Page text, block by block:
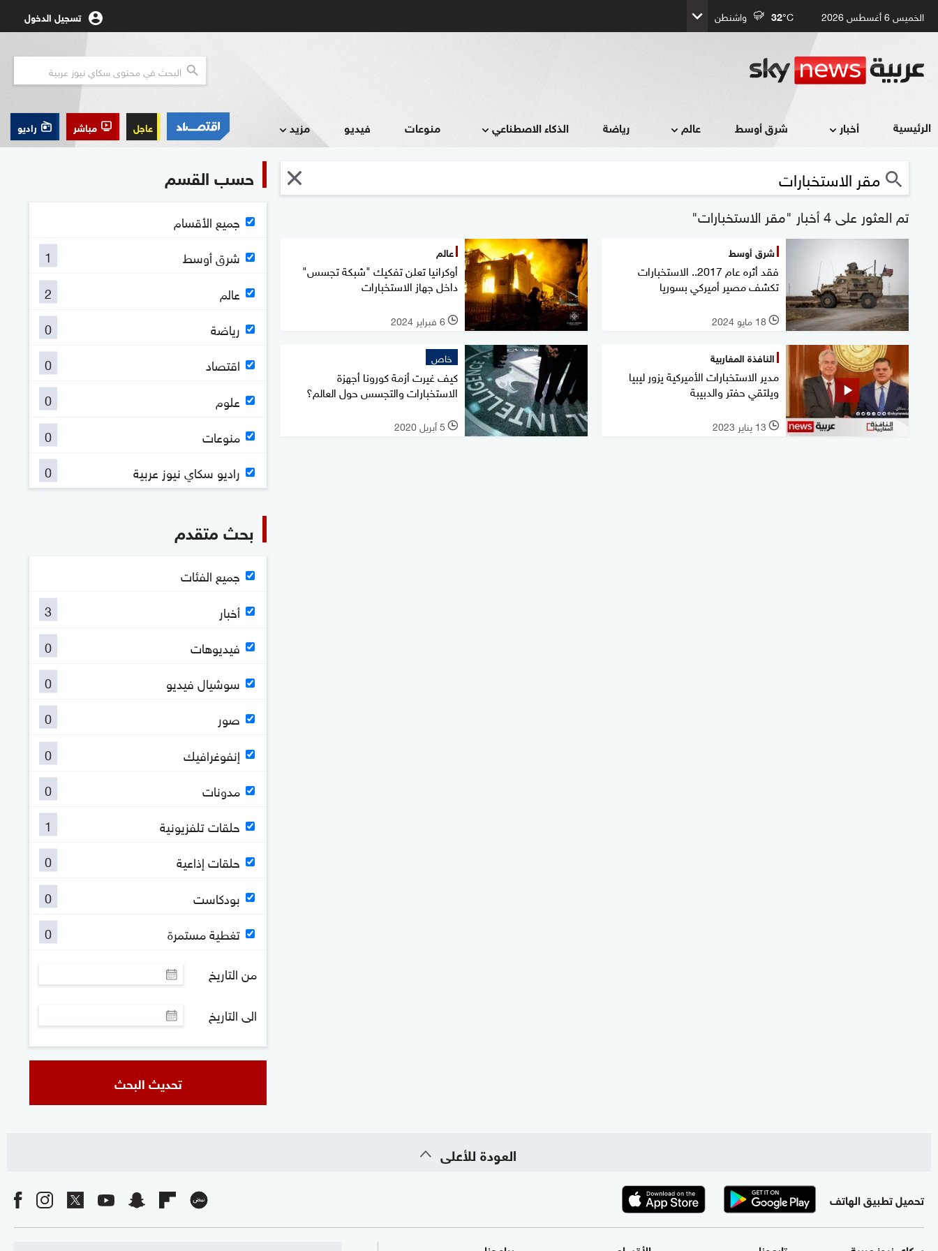
الخميس 6 أغسطس 2026 32°C واشنطن تسجيل الدخول
الرئيسية أخبار شرق أوسط عالم رياضة الذكاء الاصطناعي منوعات فيديو مزيد عاجل مباشر راديو
تم العثور على 4 أخبار "مقر الاستخبارات"
شرق أوسط
فقد أثره عام 2017.. الاستخبارات
تكشف مصير أميركي بسوريا
l 18 مايو 2024
عالم
أوكرانيا تعلن تفكيك "شبكة تجسس"
داخل جهاز الاستخبارات
l 6 فبراير 2024
النافذة المغاربية
مدير الاستخبارات الأميركية يزور ليبيا
ويلتقي حفتر والدبيبة
l 13 يناير 2023
خاص
كيف غيرت أزمة كورونا أجهزة
الاستخبارات والتجسس حول العالم؟
l 5 أبريل 2020
حسب القسم
جميع الأقسام
شرق أوسط
1
عالم
2
رياضة
0
اقتصاد
0
علوم
0
منوعات
0
راديو سكاي نيوز عربية
0
بحث متقدم
جميع الفئات
أخبار
3
فيديوهات
0
سوشيال فيديو
0
صور
0
إنفوغرافيك
0
مدونات
0
حلقات تلفزيونية
1
حلقات إذاعية
0
بودكاست
0
تغطية مستمرة
0
من التاريخ
الى التاريخ
تحديث البحث
العودة للأعلى
تحميل تطبيق الهاتف